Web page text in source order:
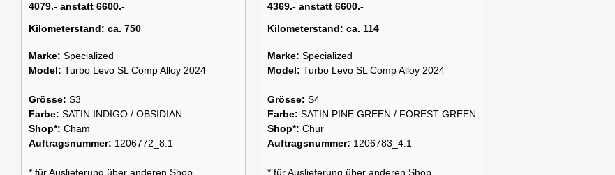
4079.- anstatt 6600.-
Kilometerstand: ca. 750
Marke: Specialized
Model: Turbo Levo SL Comp Alloy 2024
Grösse: S3
Farbe: SATIN INDIGO / OBSIDIAN
Shop*: Cham
Auftragsnummer: 1206772_8.1
* für Auslieferung über anderen Shop
4369.- anstatt 6600.-
Kilometerstand: ca. 114
Marke: Specialized
Model: Turbo Levo SL Comp Alloy 2024
Grösse: S4
Farbe: SATIN PINE GREEN / FOREST GREEN
Shop*: Chur
Auftragsnummer: 1206783_4.1
* für Auslieferung über anderen Shop